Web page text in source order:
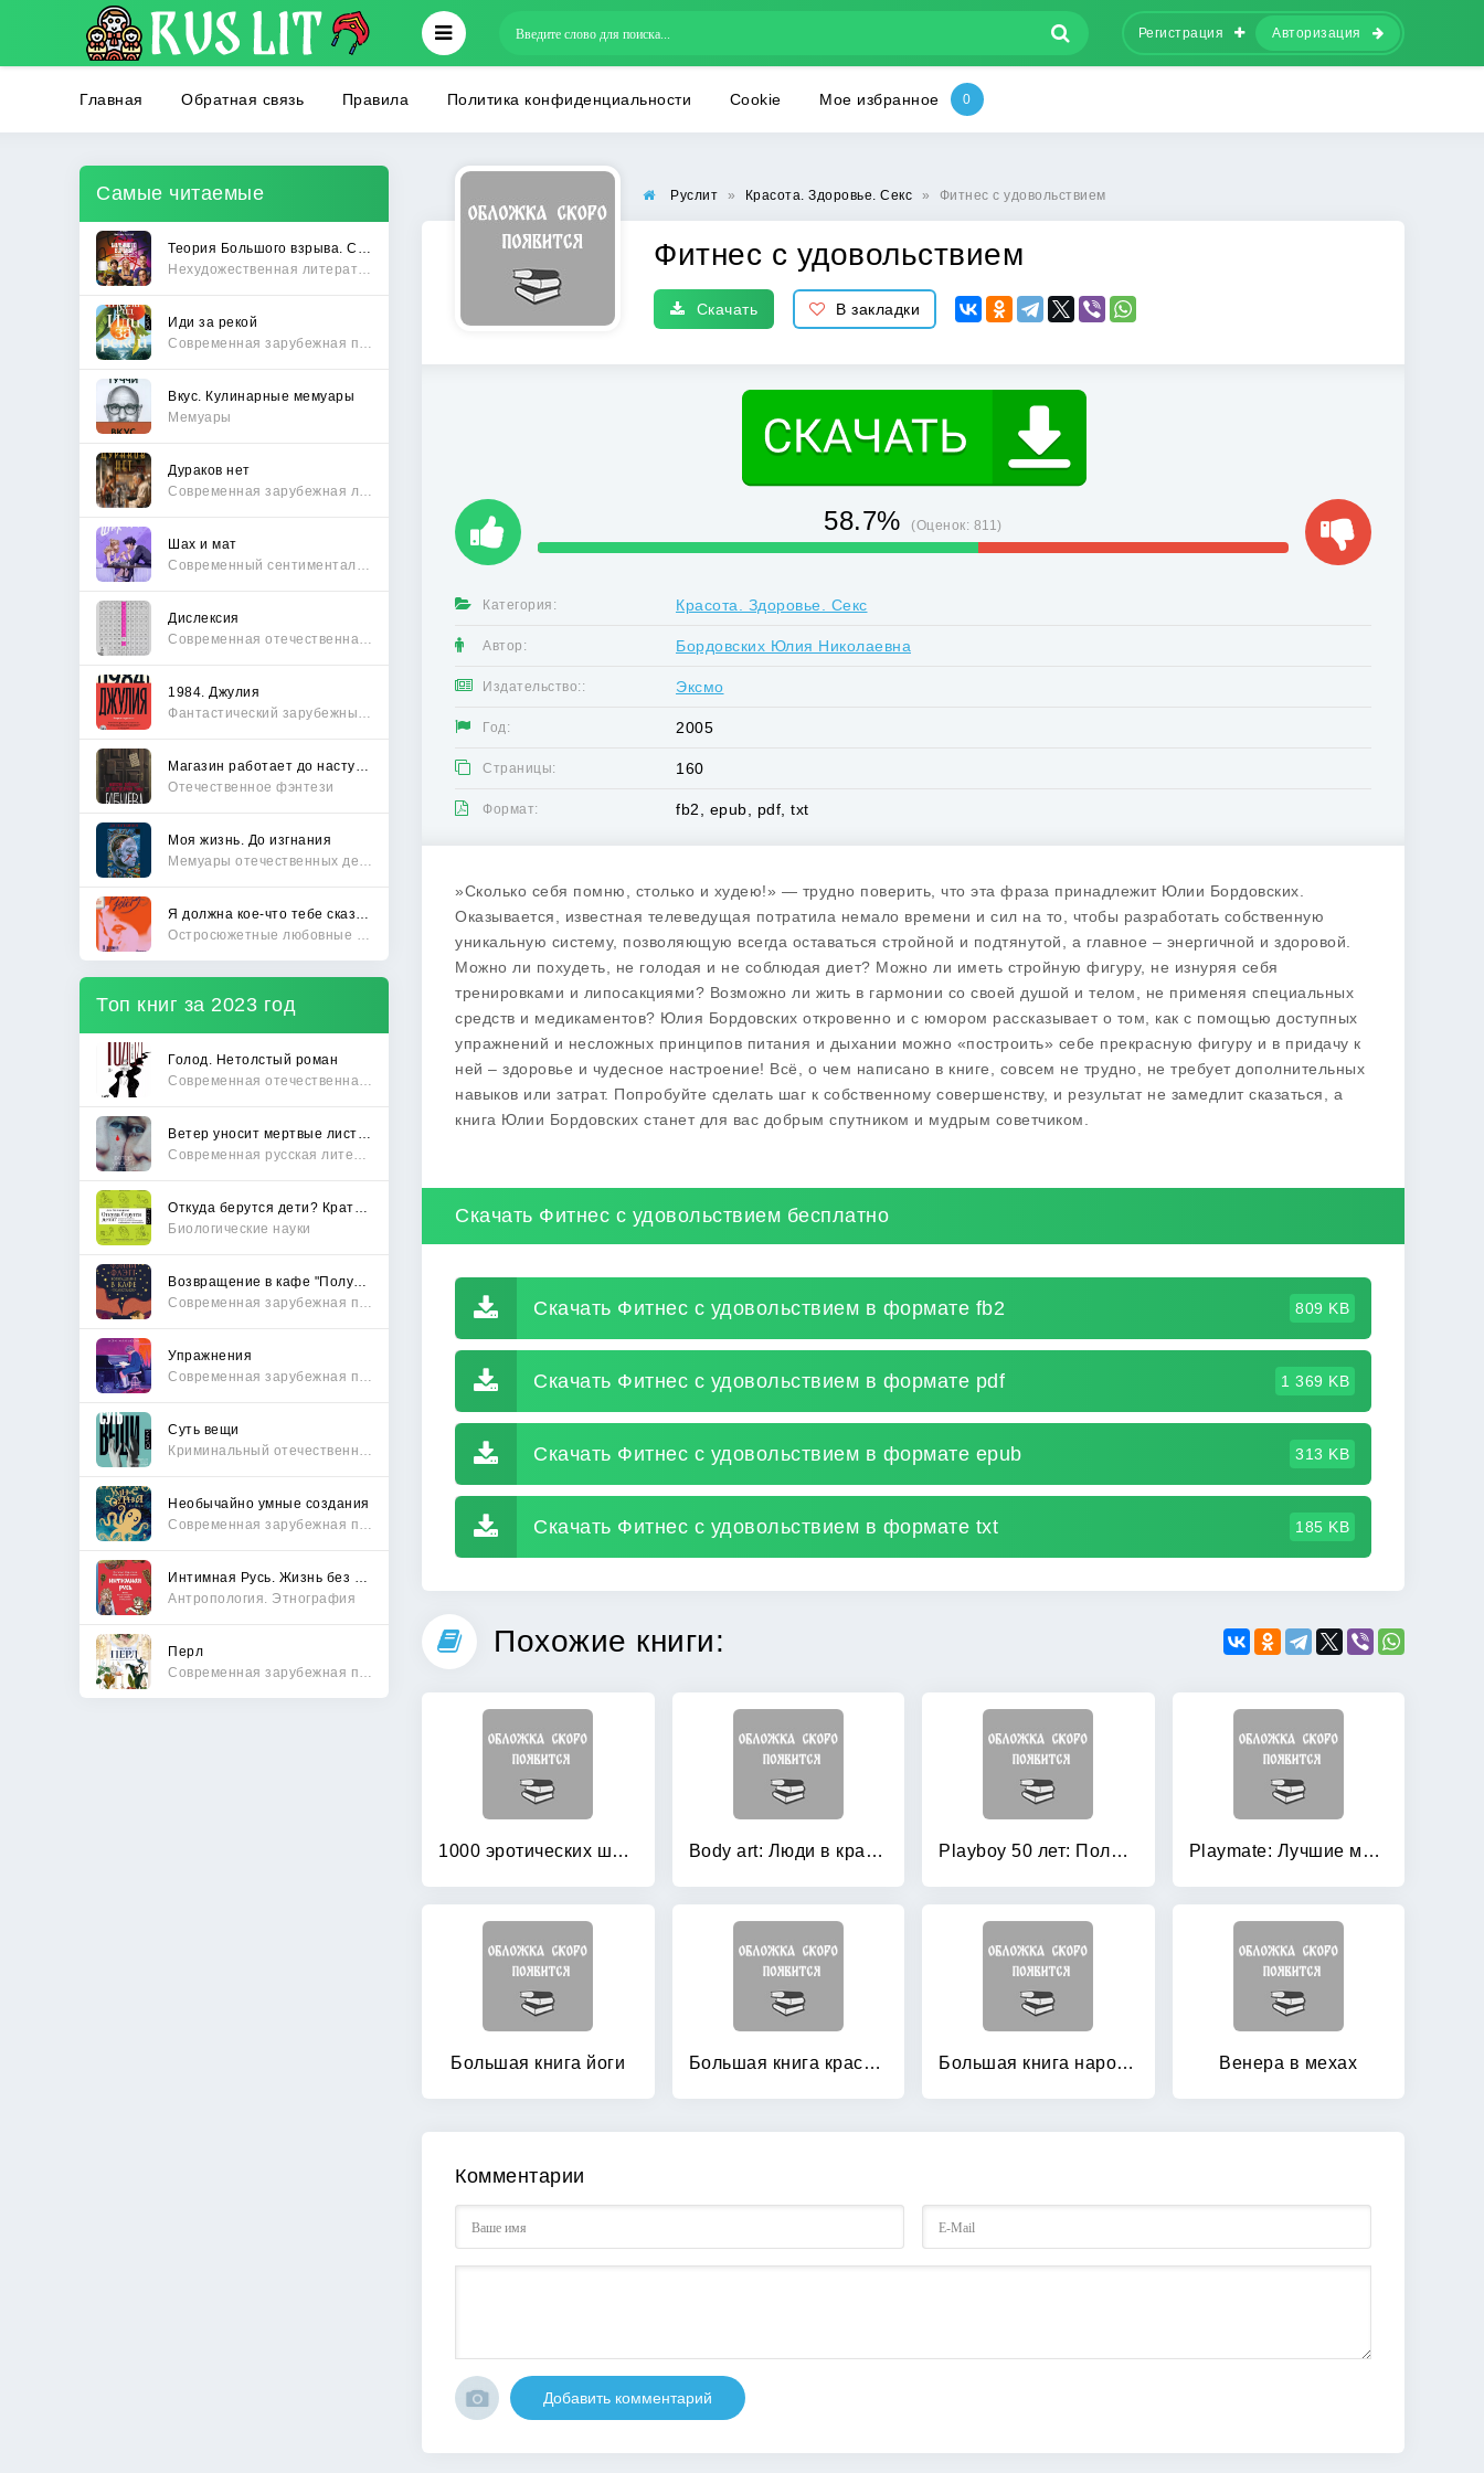
Регистрация Авторизация
Главная Обратная связь Правила Политика конфиденциальности Cookie Мое избранное
Самые читаемые
Иди за рекой
Вкус. Кулинарные мемуары
Мемуары
Дураков нет
Шах и мат
Дислексия
1984. Джулия
Отечественное фэнтези
Моя жизнь. До изгнания
Топ книг за 2023 год
Голод. Нетолстый роман
Биологические науки
Упражнения
Суть вещи
Необычайно умные создания
Антропология. Этнография
Перл
Руслит » Красота. Здоровье. Секс » Фитнес с удовольствием
Фитнес с удовольствием
Скачать В закладки
58.7% (Оценок: 811)
Категория: Красота. Здоровье. Секс
Автор: Бордовских Юлия Николаевна
Издательство:: Эксмо
Год: 2005
Страницы: 160
Формат: fb2, epub, pdf, txt
»Сколько себя помню, столько и худею!» — трудно поверить, что эта фраза принадлежит Юлии Бордовских.
Оказывается, известная телеведущая потратила немало времени и сил на то, чтобы разработать собственную
уникальную систему, позволяющую всегда оставаться стройной и подтянутой, а главное – энергичной и здоровой.
Можно ли похудеть, не голодая и не соблюдая диет? Можно ли иметь стройную фигуру, не изнуряя себя
тренировками и липосакциями? Возможно ли жить в гармонии со своей душой и телом, не применяя специальных
средств и медикаментов? Юлия Бордовских откровенно и с юмором рассказывает о том, как с помощью доступных
упражнений и несложных принципов питания и дыхании можно «построить» себе прекрасную фигуру и в придачу к
ней – здоровье и чудесное настроение! Всё, о чем написано в книге, совсем не трудно, не требует дополнительных
навыков или затрат. Попробуйте сделать шаг к собственному совершенству, и результат не замедлит сказаться, а
книга Юлии Бордовских станет для вас добрым спутником и мудрым советчиком.
Скачать Фитнес с удовольствием бесплатно
Скачать Фитнес с удовольствием в формате fb2 809 KB
Скачать Фитнес с удовольствием в формате pdf 1 369 KB
Скачать Фитнес с удовольствием в формате epub 313 KB
Скачать Фитнес с удовольствием в формате txt 185 KB
Похожие книги:
1000 эротических шедевров в искусстве Body art: Люди в красках (антология русского боди-арта) Playboy 50 лет: Полная иллюстрированная история Playmate: Лучшие модели Playboy
Большая книга йоги Большая книга красивой женщины Большая книга народного целителя Венера в мехах
Комментарии